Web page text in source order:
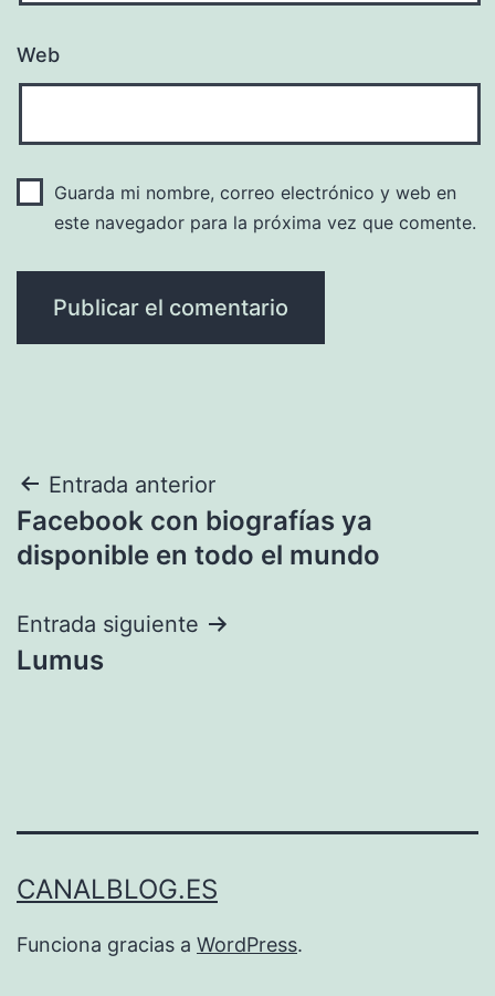
Web
Guarda mi nombre, correo electrónico y web en
este navegador para la próxima vez que comente.
Navegación
de
Entrada anterior
Facebook con biografías ya
disponible en todo el mundo
Entrada siguiente
Lumus
CANALBLOG.ES
Funciona gracias a WordPress.